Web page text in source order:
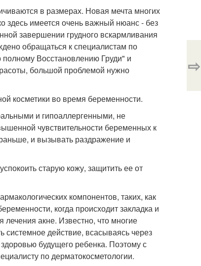
в размерах. Новая мечта многих
здесь имеется очень важный нюанс - без
завершении грудного вскармливания
обращаться к специалистам по
полному Восстановлению Груди" и
большой проблемой нужно
косметики во время беременности.
и гипоаллергенными, не
чувствительности беременных к
и вызывать раздражение и
старую кожу, защитить ее от
компонентов, таких, как
когда происходит закладка и
акне. Известно, что многие
действие, всасываясь через
будущего ребенка. Поэтому с
по дерматокосметологии.
⇨